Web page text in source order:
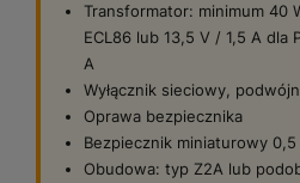
Transformator: minimum 40
ECL86 lub 13,5 V / 1,5 A dla
A
Wyłącznik sieciowy,
Oprawa bezpiecznika
Bezpiecznik miniaturowy 0,5
Obudowa: typ Z2A lub